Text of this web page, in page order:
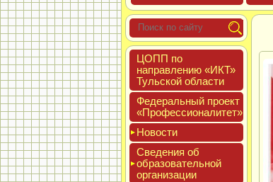
ЦОПП по
нап­равле­нию «ИКТ»
Туль­ской об­ласти
Феде­раль­ный про­ект
«Про­фес­си­она­литет»
Новос­ти
Све­дения об
об­ра­зова­тель­ной
ор­га­низа­ции